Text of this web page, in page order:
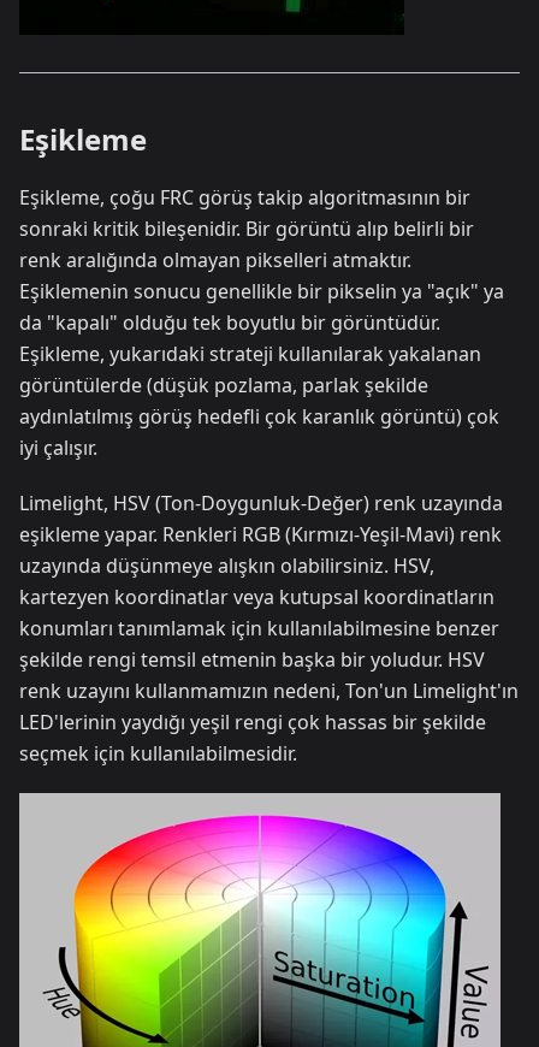
Eşikleme
Eşikleme, çoğu FRC görüş takip algoritmasının bir
sonraki kritik bileşenidir. Bir görüntü alıp belirli bir
renk aralığında olmayan pikselleri atmaktır.
Eşiklemenin sonucu genellikle bir pikselin ya "açık" ya
da "kapalı" olduğu tek boyutlu bir görüntüdür.
Eşikleme, yukarıdaki strateji kullanılarak yakalanan
görüntülerde (düşük pozlama, parlak şekilde
aydınlatılmış görüş hedefli çok karanlık görüntü) çok
iyi çalışır.
Limelight, HSV (Ton-Doygunluk-Değer) renk uzayında
eşikleme yapar. Renkleri RGB (Kırmızı-Yeşil-Mavi) renk
uzayında düşünmeye alışkın olabilirsiniz. HSV,
kartezyen koordinatlar veya kutupsal koordinatların
konumları tanımlamak için kullanılabilmesine benzer
şekilde rengi temsil etmenin başka bir yoludur. HSV
renk uzayını kullanmamızın nedeni, Ton'un Limelight'ın
LED'lerinin yaydığı yeşil rengi çok hassas bir şekilde
seçmek için kullanılabilmesidir.